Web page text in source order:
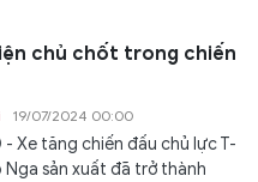
chủ chốt trong chiến
19/07/2024 00:00
- Xe tăng chiến đấu chủ lực T-
Nga sản xuất đã trở thành